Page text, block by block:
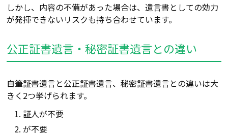
しかし、内容の不備があった場合は、遺言書としての効力
が発揮できないリスクも持ち合わせています。
公正証書遺言・秘密証書遺言との違い
自筆証書遺言と公正証書遺言、秘密証書遺言との違いは大
きく2つ挙げられます。
証人が不要
が不要